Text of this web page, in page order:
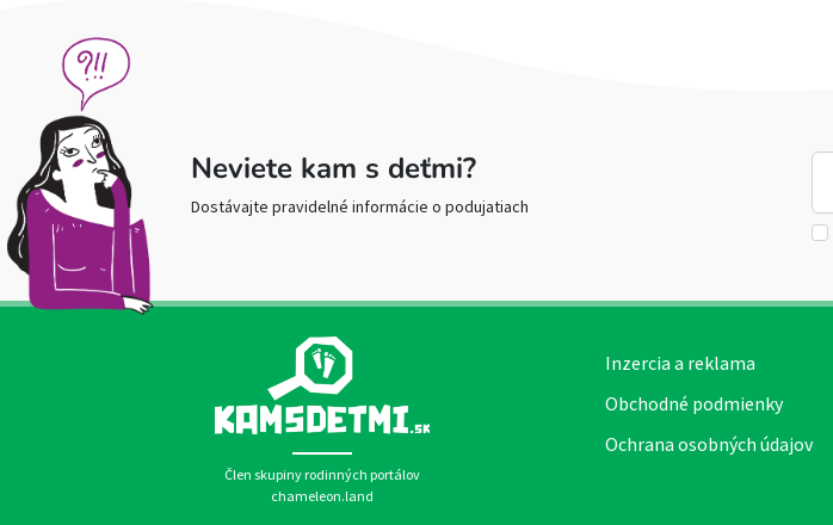
Neviete kam s deťmi?
Dostávajte pravidelné informácie o podujatiach
Člen skupiny rodinných portálov
chameleon.land
Inzercia a reklama
Obchodné podmienky
Ochrana osobných údajov